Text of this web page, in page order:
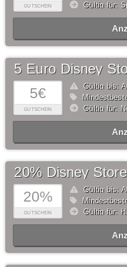
GUTSCHEIN
Gültig für:
5€
GUTSCHEIN
5 Euro Disney
Gültig bis:
Gültig für:
20%
GUTSCHEIN
20% Disney
Gültig bis:
Gültig für: